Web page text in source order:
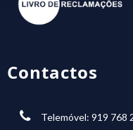
Contactos
Telemóvel: 919 768